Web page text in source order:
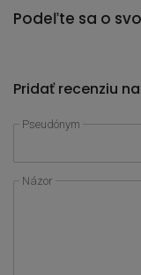
Podeľte sa o
Pridať recenziu
Pseudónym
Názor